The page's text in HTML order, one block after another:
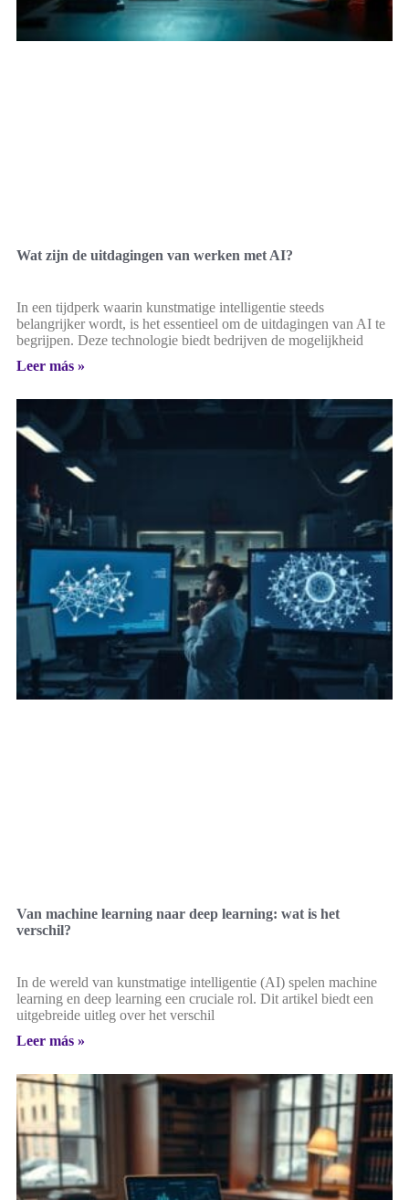
Wat zijn de uitdagingen van werken met AI?
In een tijdperk waarin kunstmatige intelligentie steeds
belangrijker wordt, is het essentieel om de uitdagingen van AI te
begrijpen. Deze technologie biedt bedrijven de mogelijkheid
Leer más »
Van machine learning naar deep learning: wat is het
verschil?
In de wereld van kunstmatige intelligentie (AI) spelen machine
learning en deep learning een cruciale rol. Dit artikel biedt een
uitgebreide uitleg over het verschil
Leer más »